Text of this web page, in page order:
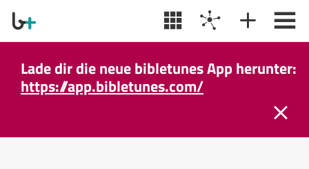
Lade dir die neue bibletunes App herunter:
https://app.bibletunes.com/